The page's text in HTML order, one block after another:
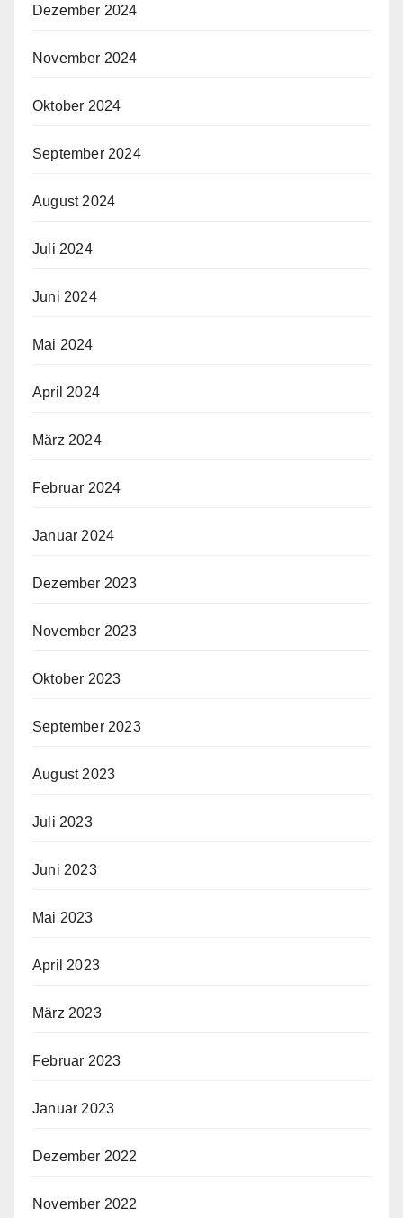
Dezember 2024
November 2024
Oktober 2024
September 2024
August 2024
Juli 2024
Juni 2024
Mai 2024
April 2024
März 2024
Februar 2024
Januar 2024
Dezember 2023
November 2023
Oktober 2023
September 2023
August 2023
Juli 2023
Juni 2023
Mai 2023
April 2023
März 2023
Februar 2023
Januar 2023
Dezember 2022
November 2022